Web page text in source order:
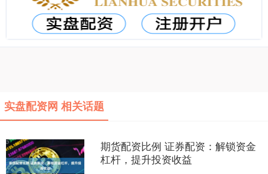
实盘配资网 相关话题
期货配资比例 证券配资：解锁资金
杠杆，提升投资收益